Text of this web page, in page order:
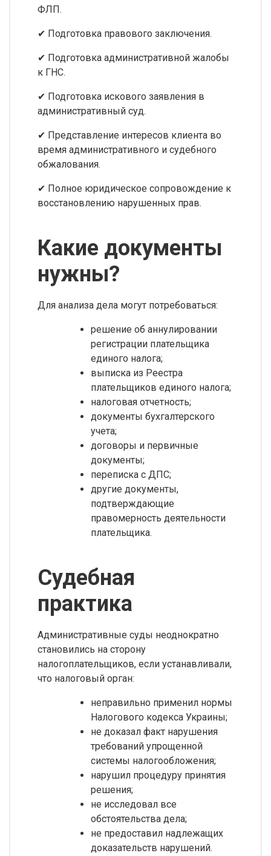
ФЛП.
✔ Подготовка правового заключения.
✔ Подготовка административной жалобы
к ГНС.
✔ Подготовка искового заявления в
административный суд.
✔ Представление интересов клиента во
время административного и судебного
обжалования.
✔ Полное юридическое сопровождение к
восстановлению нарушенных прав.
Какие документы
нужны?
Для анализа дела могут потребоваться:
решение об аннулировании
регистрации плательщика
единого налога;
выписка из Реестра
плательщиков единого налога;
налоговая отчетность;
документы бухгалтерского
учета;
договоры и первичные
документы;
переписка с ДПС;
другие документы,
подтверждающие
правомерность деятельности
плательщика.
Судебная
практика
Административные суды неоднократно
становились на сторону
налогоплательщиков, если устанавливали,
что налоговый орган:
неправильно применил нормы
Налогового кодекса Украины;
не доказал факт нарушения
требований упрощенной
системы налогообложения;
нарушил процедуру принятия
решения;
не исследовал все
обстоятельства дела;
не предоставил надлежащих
доказательств нарушений.